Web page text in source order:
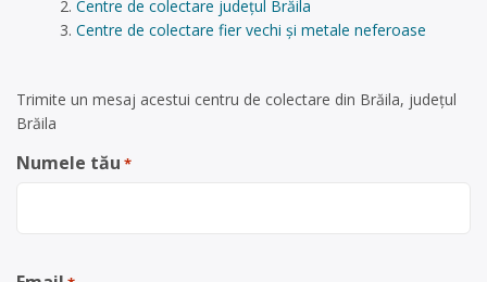
Centre de colectare județul Brăila
Centre de colectare fier vechi și metale neferoase
Trimite un mesaj acestui centru de colectare din Brăila, județul
Brăila
Numele tău *